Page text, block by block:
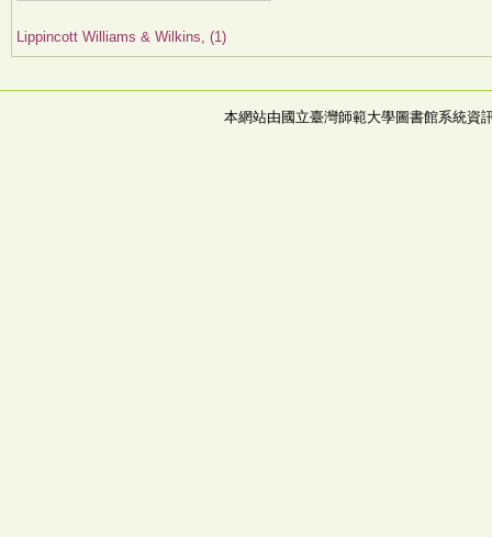
Lippincott Williams & Wilkins, (1)
本網站由國立臺灣師範大學圖書館系統資